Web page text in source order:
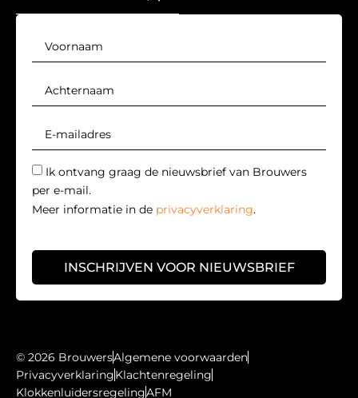
Ik ontvang graag de nieuwsbrief van Brouwers
per e-mail.
Meer informatie in de privacyverklaring.
INSCHRIJVEN VOOR NIEUWSBRIEF
© 2026 BrouwersAlgemene voorwaarden
PrivacyverklaringKlachtenregeling
KlokkenluidersregelingAFM